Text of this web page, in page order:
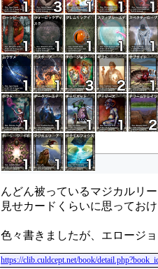
んどん被っているマジカルリ
見せカードくらいに思ってお
https://clib.culdcept.net/book/